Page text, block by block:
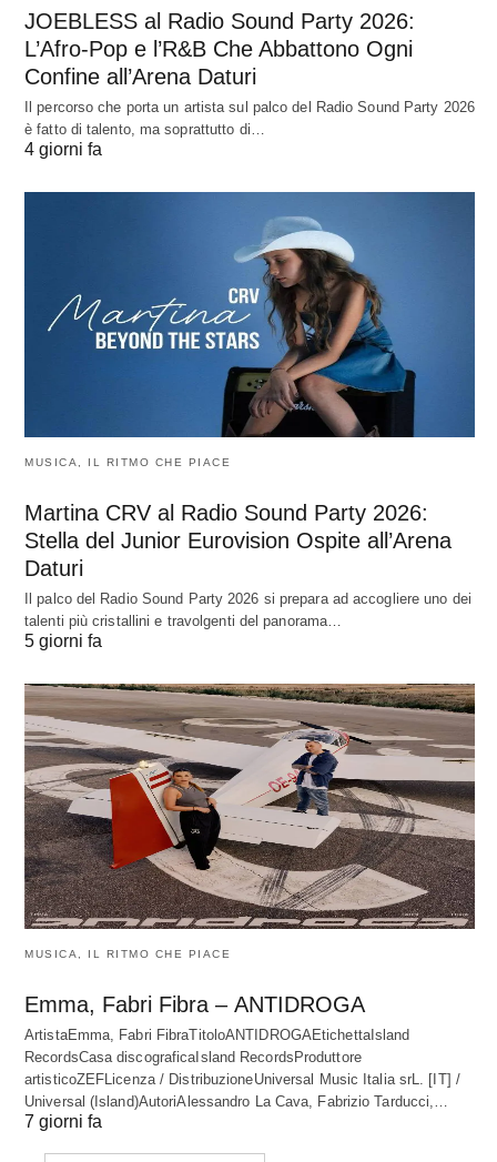
JOEBLESS al Radio Sound Party 2026:
L’Afro-Pop e l’R&B Che Abbattono Ogni
Confine all’Arena Daturi
Il percorso che porta un artista sul palco del Radio Sound Party 2026
è fatto di talento, ma soprattutto di…
4 giorni fa
MUSICA, IL RITMO CHE PIACE
Martina CRV al Radio Sound Party 2026:
Stella del Junior Eurovision Ospite all’Arena
Daturi
Il palco del Radio Sound Party 2026 si prepara ad accogliere uno dei
talenti più cristallini e travolgenti del panorama…
5 giorni fa
MUSICA, IL RITMO CHE PIACE
Emma, Fabri Fibra – ANTIDROGA
ArtistaEmma, Fabri FibraTitoloANTIDROGAEtichettaIsland
RecordsCasa discograficaIsland RecordsProduttore
artisticoZEFLicenza / DistribuzioneUniversal Music Italia srL. [IT] /
Universal (Island)AutoriAlessandro La Cava, Fabrizio Tarducci,…
7 giorni fa